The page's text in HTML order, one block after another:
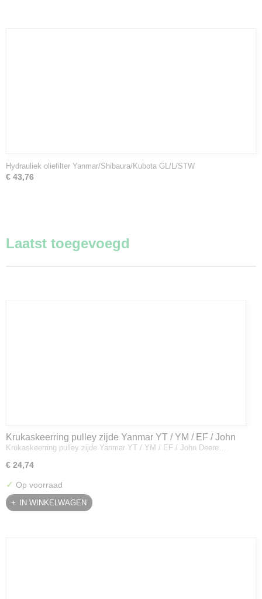
Hydrauliek oliefilter Yanmar/Shibaura/Kubota GL/L/STW
€ 43,76
Laatst toegevoegd
Krukaskeerring pulley zijde Yanmar YT / YM / EF / John
Deere - 119934-01800
Krukaskeerring pulley zijde Yanmar YT / YM / EF / John Deere…
€ 24,74
✓ Op voorraad
IN WINKELWAGEN